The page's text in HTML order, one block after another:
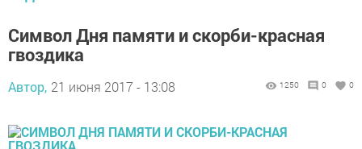
Символ Дня памяти и скорби-красная
гвоздика
Автор, 21 июня 2017 - 13:08 1250 0 0